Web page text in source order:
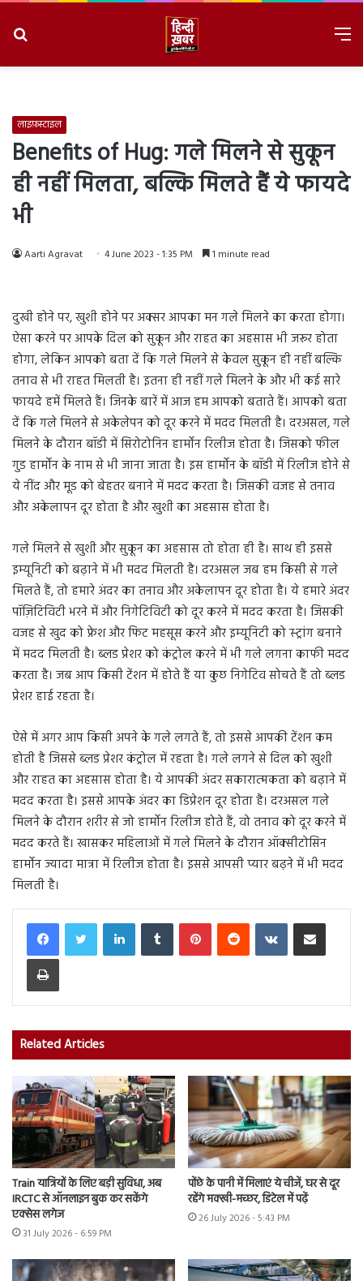
लाइफ़स्टाइल
Benefits of Hug: गले मिलने से सुकून
ही नहीं मिलता, बल्कि मिलते हैं ये फायदे
भी
Aarti Agravat 4 June 2023 - 1:35 PM 1 minute read
दुखी होने पर, खुशी होने पर अक्सर आपका मन गले मिलने का करता होगा।
ऐसा करने पर आपके दिल को सुकून और राहत का अहसास भी जरूर होता
होगा, लेकिन आपको बता दें कि गले मिलने से केवल सुकून ही नहीं बल्कि
तनाव से भी राहत मिलती है। इतना ही नहीं गले मिलने के और भी कई सारे
फायदे हमें मिलते हैं। जिनके बारें में आज हम आपको बताते हैं। आपको बता
दें कि गले मिलने से अकेलेपन को दूर करने में मदद मिलती है। दरअसल, गले
मिलने के दौरान बॉडी में सिरोटोनिन हार्मोन रिलीज होता है। जिसको फील
गुड हार्मोन के नाम से भी जाना जाता है। इस हार्मोन के बॉडी में रिलीज होने से
ये नींद और मूड को बेहतर बनाने में मदद करता है। जिसकी वजह से तनाव
और अकेलापन दूर होता है और खुशी का अहसास होता है।
गले मिलने से खुशी और सुकून का अहसास तो होता ही है। साथ ही इससे
इम्यूनिटी को बढ़ाने में भी मदद मिलती है। दरअसल जब हम किसी से गले
मिलते हैं, तो हमारे अंदर का तनाव और अकेलापन दूर होता है। ये हमारे अंदर
पॉज़िटिविटी भरने में और निगेटिविटी को दूर करने में मदद करता है। जिसकी
वजह से खुद को फ्रेश और फिट महसूस करने और इम्यूनिटी को स्ट्रांग बनाने
में मदद मिलती है। ब्लड प्रेशर को कंट्रोल करने में भी गले लगना काफी मदद
करता है। जब आप किसी टेंशन में होते हैं या कुछ निगेटिव सोचते हैं तो ब्लड
प्रेशर हाई रहता है।
ऐसे में अगर आप किसी अपने के गले लगते हैं, तो इससे आपकी टेंशन कम
होती है जिससे ब्लड प्रेशर कंट्रोल में रहता है। गले लगने से दिल को खुशी
और राहत का अहसास होता है। ये आपकी अंदर सकारात्मकता को बढ़ाने में
मदद करता है। इससे आपके अंदर का डिप्रेशन दूर होता है। दरअसल गले
मिलने के दौरान शरीर से जो हार्मोन रिलीज होते हैं, वो तनाव को दूर करने में
मदद करते हैं। खासकर महिलाओं में गले मिलने के दौरान ऑक्सीटोसिन
हार्मोन ज्यादा मात्रा में रिलीज होता है। इससे आपसी प्यार बढ़ने में भी मदद
मिलती है।
LinkedInTumblr PinterestReddit VKontakteShare via Email
Print
Related Articles
Train यात्रियों के लिए बड़ी सुविधा, अब
IRCTC से ऑनलाइन बुक कर सकेंगे
एक्सेस लगेज
31 July 2026 - 6:59 PM
पोंछे के पानी में मिलाएं ये चीजें, घर से दूर
रहेंगे मक्खी-मच्छर, डिटेल में पढ़ें
26 July 2026 - 5:43 PM